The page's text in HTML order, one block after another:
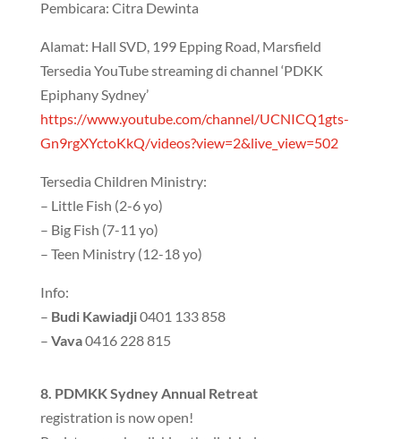
Pembicara: Citra Dewinta
Alamat: Hall SVD, 199 Epping Road, Marsfield
Tersedia YouTube streaming di channel ‘PDKK
Epiphany Sydney’
https://www.youtube.com/channel/UCNICQ1gts-
Gn9rgXYctoKkQ/videos?view=2&live_view=502
Tersedia Children Ministry:
– Little Fish (2-6 yo)
– Big Fish (7-11 yo)
– Teen Ministry (12-18 yo)
Info:
– Budi Kawiadji0401 133 858
– Vava0416 228 815
8. PDMKK Sydney Annual Retreat
registration is now open!